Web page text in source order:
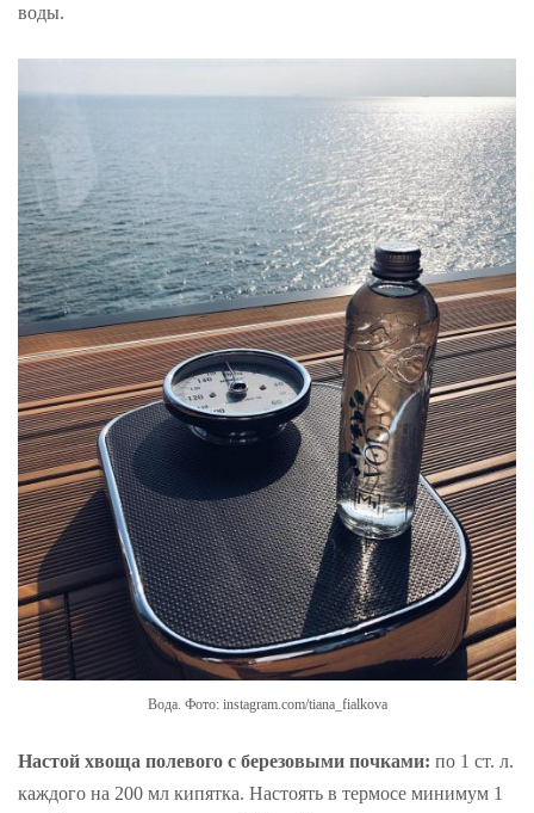
воды.
Вода. Фото: instagram.com/tiana_fialkova
Настой хвоща полевого с березовыми почками: по 1 ст. л.
каждого на 200 мл кипятка. Настоять в термосе минимум 1